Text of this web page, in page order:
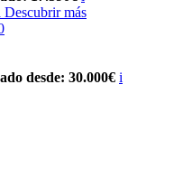
Descubrir más
desde: 30.000€ i